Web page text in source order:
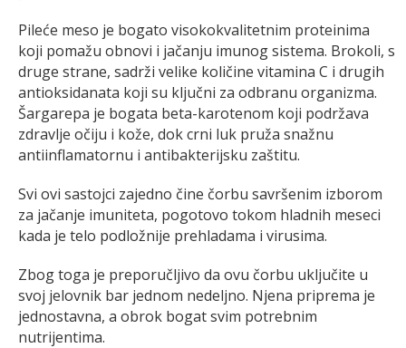
Pileće meso je bogato visokokvalitetnim proteinima
koji pomažu obnovi i jačanju imunog sistema. Brokoli, s
druge strane, sadrži velike količine vitamina C i drugih
antioksidanata koji su ključni za odbranu organizma.
Šargarepa je bogata beta-karotenom koji podržava
zdravlje očiju i kože, dok crni luk pruža snažnu
antiinflamatornu i antibakterijsku zaštitu.
Svi ovi sastojci zajedno čine čorbu savršenim izborom
za jačanje imuniteta, pogotovo tokom hladnih meseci
kada je telo podložnije prehladama i virusima.
Zbog toga je preporučljivo da ovu čorbu uključite u
svoj jelovnik bar jednom nedeljno. Njena priprema je
jednostavna, a obrok bogat svim potrebnim
nutrijentima.